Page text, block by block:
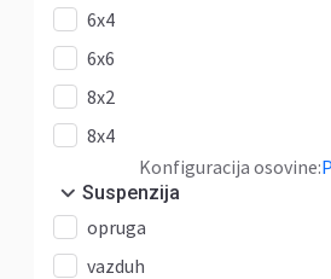
6x4
6x6
8x2
8x4
Konfiguracija osovine:
Suspenzija
opruga
vazduh